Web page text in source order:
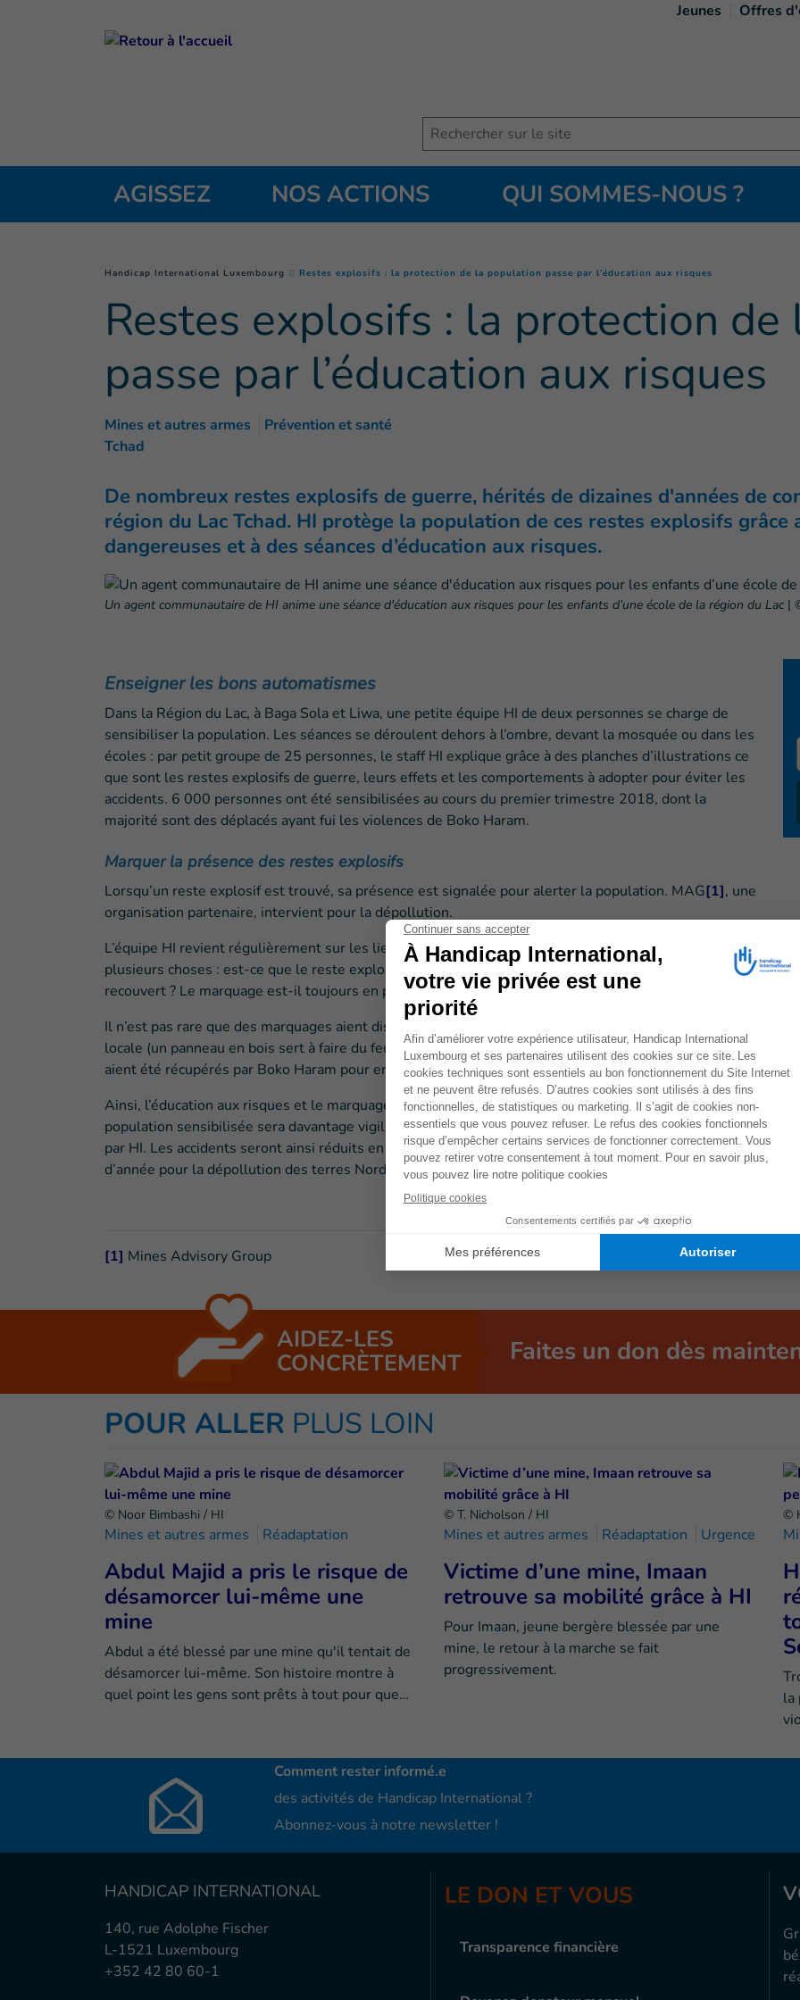
Jeunes Offres
Search
AGISSEZ
NOS ACTIONS QUI SOMMES-NOUS ?
You are here :
Handicap International Luxembourg Restes explosifs : la protection de la population passe par l’éducation aux risques
Restes explosifs : la protection
passe par l’éducation aux risques
Mines et autres armes
Prévention et santé
Tchad
De nombreux restes explosifs de guerre, hérités de dizaines d'années de
région du Lac Tchad. HI protège la population de ces restes explosifs grâce
dangereuses et à des séances d’éducation aux risques.
Un agent communautaire de HI anime une séance d'éducation aux risques pour les enfants d’une école de la région du Lac|
Enseigner les bons automatismes
Dans la Région du Lac, à Baga Sola et Liwa, une petite équipe HI de deux personnes se charge de
sensibiliser la population. Les séances se déroulent dehors à l’ombre, devant la mosquée ou dans les
écoles : par petit groupe de 25 personnes, le staff HI explique grâce à des planches d’illustrations ce
que sont les restes explosifs de guerre, leurs effets et les comportements à adopter pour éviter les
accidents. 6 000 personnes ont été sensibilisées au cours du premier trimestre 2018, dont la
majorité sont des déplacés ayant fui les violences de Boko Haram.
Marquer la présence des restes explosifs
Lorsqu’un reste explosif est trouvé, sa présence est signalée pour alerter la population. MAG[1], une
organisation partenaire, intervient pour la dépollution.
L’équipe HI revient régulièrement sur les lieux où ont été identifiés des restes explosifs pour vérifier
plusieurs choses : est-ce que le reste explosif est toujours visible ? Est-ce que le sable ne l’a pas
recouvert ? Le marquage est-il toujours en place ?...
Il n’est pas rare que des marquages aient disparu, enfouis par le sable, réutilisés par la population
locale (un panneau en bois sert à faire du feu pour la cuisine…) ou même que des restes de bombes
aient été récupérés par Boko Haram pour en faire des engins explosifs improvisés…
Ainsi, l’éducation aux risques et le marquage des terres polluées vont de pair. Grâce à HI, la
population sensibilisée sera davantage vigilante et se tiendra à l’écart des restes explosifs signalés
par HI. Les accidents seront ainsi réduits en attendant le déminage de la zone. HI se mobilisera en fin
d’année pour la dépollution des terres Nord-Tchadiennes aux côtés d’organisations partenaires.
[1] Mines Advisory Group
AIDEZ-LES
CONCRÈTEMENT Faites un don dès
POUR ALLER PLUS LOIN
© Noor Bimbashi / HI
Mines et autres armes Réadaptation
Abdul Majid a pris le risque de
désamorcer lui-même une
mine
Abdul a été blessé par une mine qu'il tentait de
désamorcer lui-même. Son histoire montre à
quel point les gens sont prêts à tout pour que…
© T. Nicholson / HI
Mines et autres armes Réadaptation Urgence
Victime d’une mine, Imaan
retrouve sa mobilité grâce à HI
Pour Imaan, jeune bergère blessée par une
mine, le retour à la marche se fait
progressivement.
©
la
Comment rester informé.e
des activités de Handicap International ?
Abonnez-vous à notre newsletter !
HANDICAP INTERNATIONAL
140, rue Adolphe Fischer
L-1521 Luxembourg
+352 42 80 60-1
LE DON ET VOUS
Transparence financière